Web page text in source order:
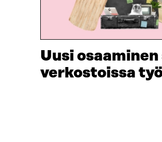
Uusi
verkostoissa